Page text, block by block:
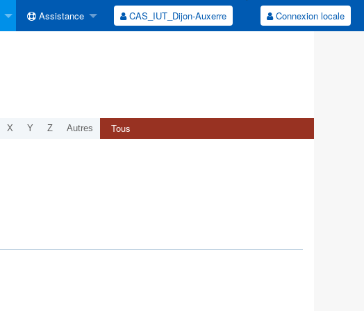
Assistance CAS_IUT_Dijon-Auxerre Connexion locale
X Y Z Autres Tous